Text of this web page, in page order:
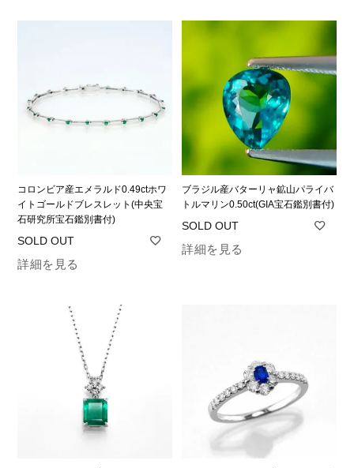
コロンビア産エメラルド0.49ctホワ
イトゴールドブレスレット(中央宝
石研究所宝石鑑別書付)
詳細を見る
ブラジル産バターリャ鉱山パライバ
トルマリン0.50ct(GIA宝石鑑別書付)
詳細を見る